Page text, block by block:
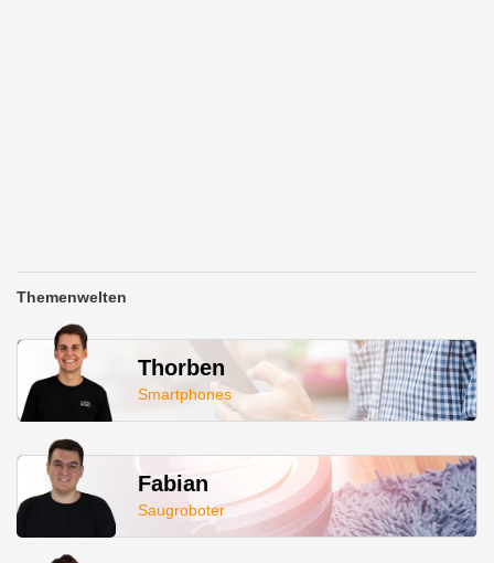
Themenwelten
Thorben
Smartphones
Fabian
Saugroboter